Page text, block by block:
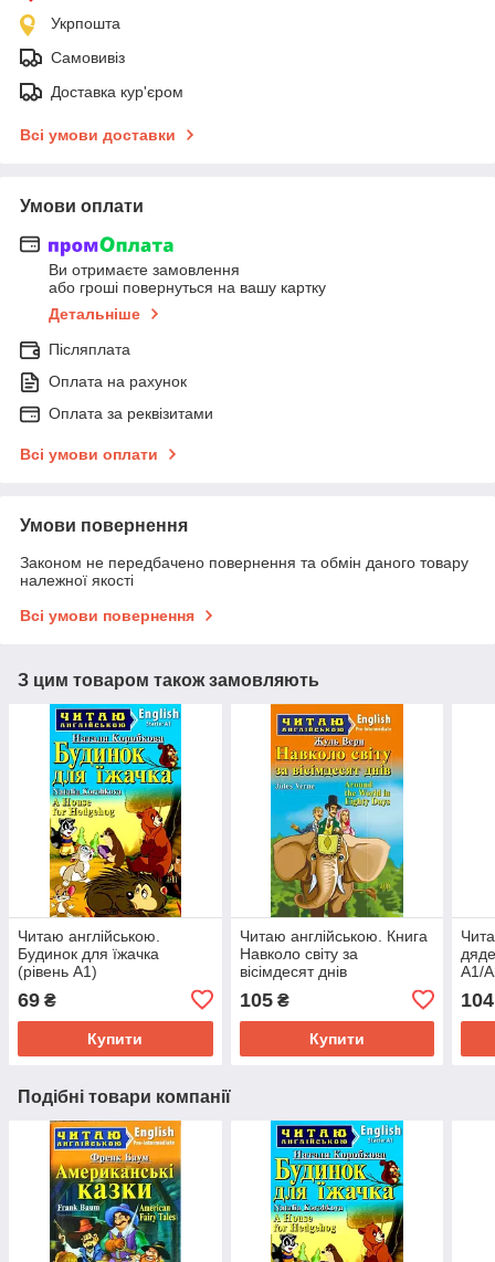
Укрпошта
Самовивіз
Доставка кур'єром
Всі умови доставки
Умови оплати
Ви отримаєте замовлення
або гроші повернуться на вашу картку
Детальніше
Післяплата
Оплата на рахунок
Оплата за реквізитами
Всі умови оплати
Умови повернення
Законом не передбачено повернення та обмін даного товару
належної якості
Всі умови повернення
З цим товаром також замовляють
Читаю англійською.
Будинок для їжачка
(рівень А1)
69 ₴
Купити
Читаю англійською. Книга
Навколо світу за
вісімдесят днів
105₴
Купити
А1/
104
Подібні товари компанії